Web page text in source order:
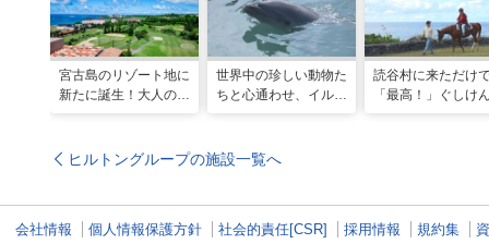
宮古島のリゾート地に
新たに誕生！大人の特
ンディド」
世界中の珍しい動物た
ちと心通わせ、イルカ
推しアニマル！！」
読谷村に来ただけ
「最高！」ぐしけ
ヒルトングループの施設一覧へ
会社情報 個人情報保護方針 社会的責任[CSR] 採用情報 規約集